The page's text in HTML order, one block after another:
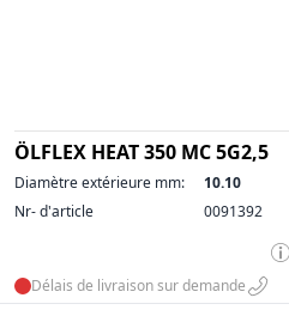
ÖLFLEX HEAT 350 MC 5G2,5
Diamètre extérieure mm:
10.10
Nr- d'article
0091392
Délais de livraison sur demande